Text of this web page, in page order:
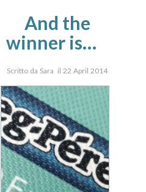
And the
winner is…
Scritto da Sara il 22 April 2014